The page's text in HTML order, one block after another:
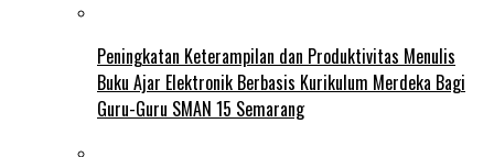
Peningkatan Keterampilan dan Produktivitas Menulis
Buku Ajar Elektronik Berbasis Kurikulum Merdeka Bagi
Guru-Guru SMAN 15 Semarang